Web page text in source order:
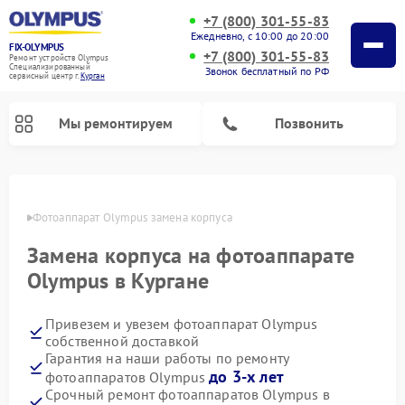
FIX-OLYMPUS
Ремонт устройств Olympus
Специализированный
cервисный центр г.Курган
+7 (800) 301-55-83
Ежедневно, с 10:00 до 20:00
+7 (800) 301-55-83
Звонок бесплатный по РФ
Мы ремонтируем Позвонить
Фотоаппарат Olympus замена корпуса
Замена корпуса на фотоаппарате
Olympus в Кургане
Привезем и увезем фотоаппарат Olympus
собственной доставкой
Гарантия на наши работы по ремонту
фотоаппаратов Olympusдо 3-х лет
Срочный ремонт фотоаппаратов Olympus в